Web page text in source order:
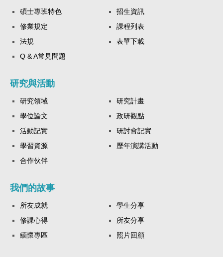
碩士專班特色
招生資訊
修業規定
課程列表
法規
表單下載
Q & A常見問題
研究與活動
研究領域
研究計畫
學位論文
政研觀點
活動記實
研討會記實
學習資源
歷年演講活動
合作伙伴
我們的故事
所友成就
學生分享
修課心得
所友分享
緬懷專區
照片回顧